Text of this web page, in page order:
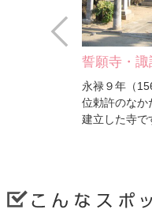
訪神社（諏訪神…
）、家康が自らの官
ちをした泰翁のために
永
位
建
Prev